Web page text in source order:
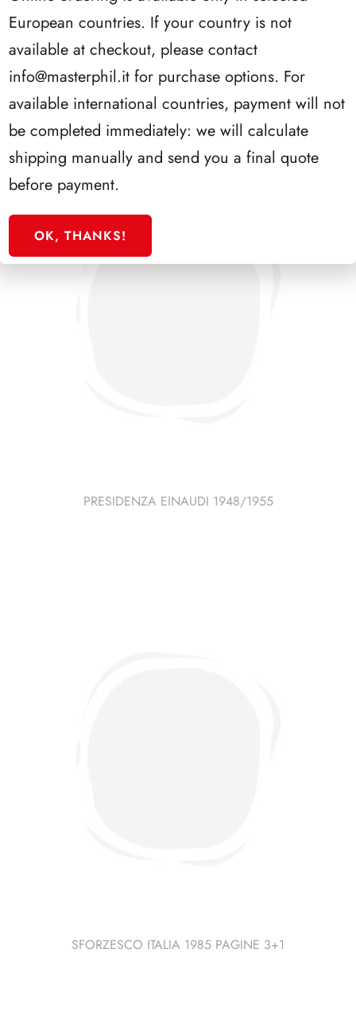
PRESIDENZA LEONE 1972/1978
PRESIDENZA EINAUDI 1948/1955
SFORZESCO ITALIA 1985 PAGINE 3+1
European countries. If your country is not
available at checkout, please contact
info@masterphil.it for purchase options. For
available international countries, payment will not
be completed immediately: we will calculate
shipping manually and send you a final quote
before payment.
OK, THANKS!